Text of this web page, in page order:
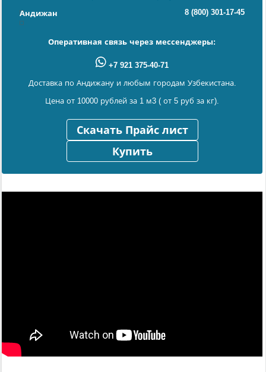
Андижан 8 (800) 301-17-45
Оперативная связь через мессенджеры:
+7 921 375-40-71
Доставка по Андижану и любым городам Узбекистана.
Цена от 10000 рублей за 1 м3 ( от 5 руб за кг).
Скачать Прайс лист
Купить